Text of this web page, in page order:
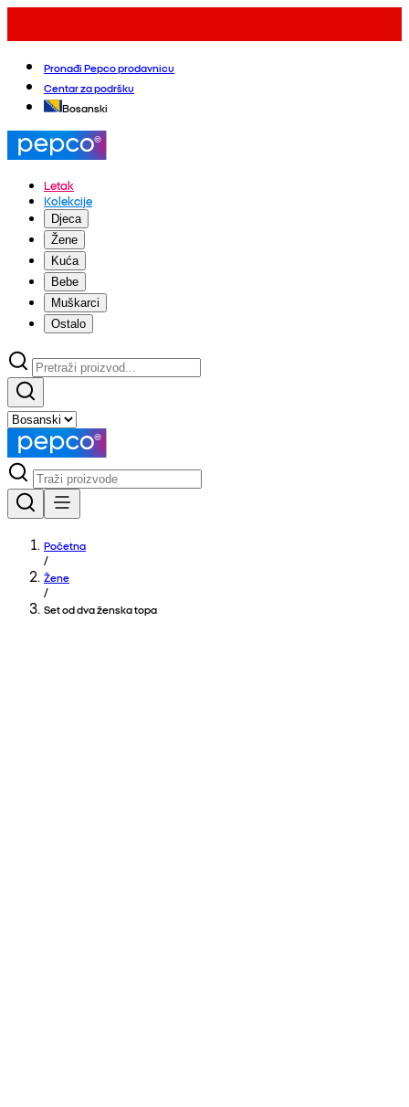
Pronađi Pepco prodavnicu
Centar za podršku
Bosanski
Letak
Kolekcije
Djeca
Žene
Kuća
Bebe
Muškarci
Ostalo
Početna
/
Žene
/
Set od dva ženska topa